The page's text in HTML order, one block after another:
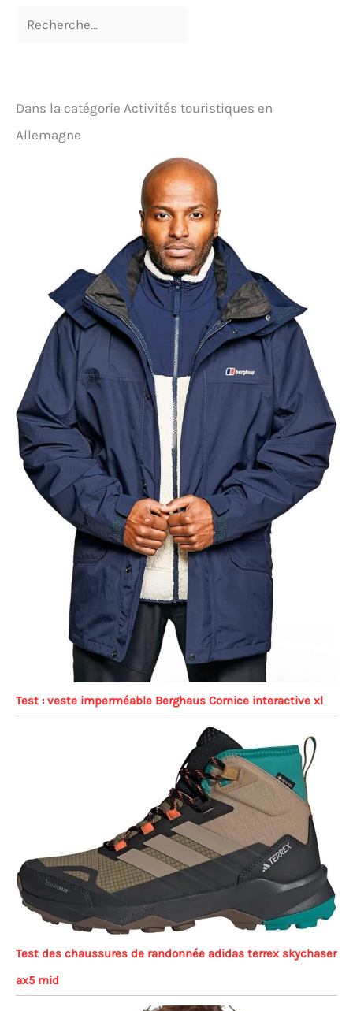
Dans la catégorie Activités touristiques en
Allemagne
Test : veste imperméable Berghaus Cornice interactive xl
Test des chaussures de randonnée adidas terrex skychaser
ax5 mid